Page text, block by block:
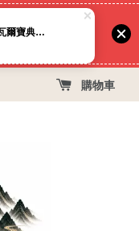
, 再立折29元
購物車